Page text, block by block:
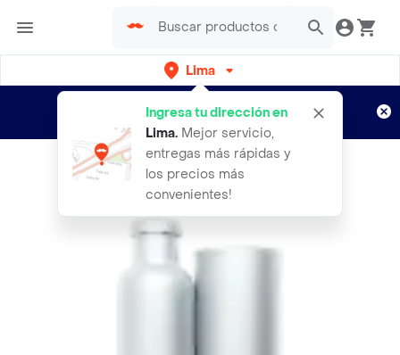
Lima
Ingresa tu dirección en
Lima. Mejor servicio,
entregas más rápidas y
los precios más
convenientes!
envíos gratis por semanas
Aplican TyC